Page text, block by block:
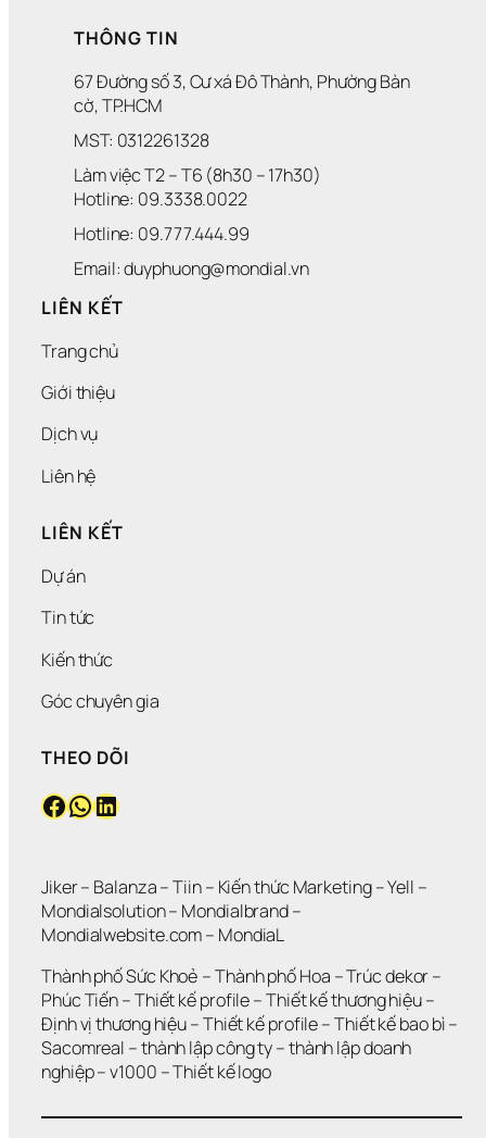
THÔNG TIN
67 Đường số 3, Cư xá Đô Thành, Phường Bàn
cờ, TP.HCM
MST: 0312261328
Làm việc T2 – T6 (8h30 – 17h30)
Hotline: 09.3338.0022
Hotline: 09.777.444.99
Email: duyphuong@mondial.vn
LIÊN KẾT
Trang chủ
Giới thiệu
Dịch vụ
Liên hệ
LIÊN KẾT
Dự án
Tin tức
Kiến thức
Góc chuyên gia
THEO DÕI
Facebook WhatsApp LinkedIn
Jiker – Balanza – Tiin – Kiến thức Marketing – Yell
Mondialsolution – Mondialbrand
Mondialwebsite.com – MondiaL
Thành phố Sức Khoẻ – Thành phố Hoa – Trúc dekor
Phúc Tiến – Thiết kế profile – Thiết kế thương hiệu
Định vị thương hiệu – Thiết kế profile – Thiết kế bao bì
Sacomreal – thành lập công ty – thành lập doanh
nghiệp – v1000 – Thiết kế logo